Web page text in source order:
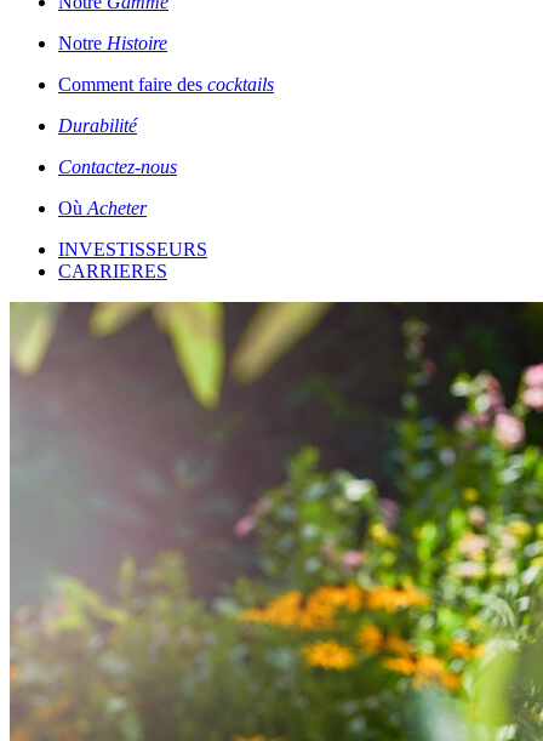
Notre Histoire
Comment faire des cocktails
Durabilité
Contactez-nous
Où Acheter
INVESTISSEURS
CARRIERES